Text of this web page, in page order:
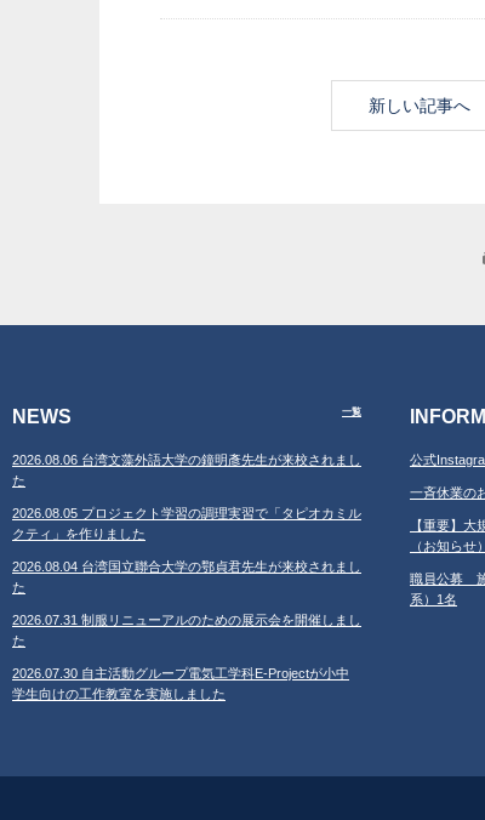
新しい記事へ
NEWS 一覧
2026.08.06 台湾文藻外語大学の鐘明彥先生が来校されまし
た
2026.08.05 プロジェクト学習の調理実習で「タピオカミル
クティ」を作りました
2026.08.04 台湾国立聯合大学の鄂貞君先生が来校されまし
た
2026.07.31 制服リニューアルのための展示会を開催しまし
た
2026.07.30 自主活動グループ電気工学科E-Projectが小中
学生向けの工作教室を実施しました
公式
一斉休業の
【重要】
（お知らせ）
職員公募
系）1名